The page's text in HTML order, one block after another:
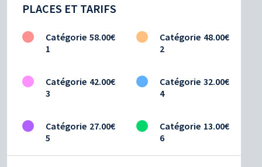
PLACES ET TARIFS
Catégorie
1
58.00€
Catégorie
2
48.00€
Catégorie
3
42.00€
Catégorie
4
32.00€
Catégorie
5
27.00€
Catégorie
6
13.00€